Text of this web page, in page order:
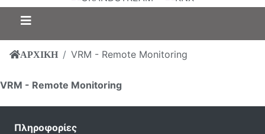
ΑΡΧΙΚΗ VRM - Remote Monitoring
VRM - Remote Monitoring
Πληροφορίες